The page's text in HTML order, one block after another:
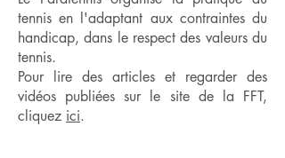
tennis en l'adaptant aux contraintes du
handicap, dans le respect des valeurs du
tennis.
Pour lire des articles et regarder des
vidéos publiées sur le site de la FFT,
cliquez ici.